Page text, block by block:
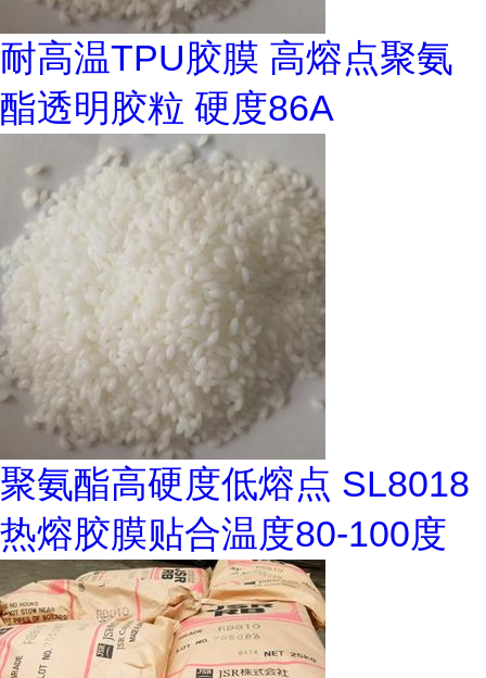
耐高温TPU胶膜 高熔点聚氨
酯透明胶粒 硬度86A
聚氨酯高硬度低熔点 SL8018
热熔胶膜贴合温度80-100度